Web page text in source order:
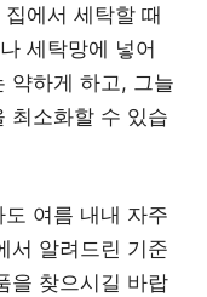
에서 세탁할 때
세탁망에 넣어
약하게 하고, 그늘
최소화할 수 있습
여름 내내 자주
서 알려드린 기준
을 찾으시길 바랍